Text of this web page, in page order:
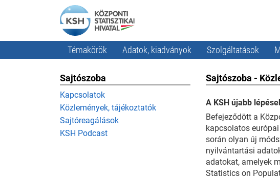
Témakörök Adatok, kiadványok Szolgáltatások
Sajtószoba
Kapcsolatok
Közlemények, tájékoztatók
Sajtóreagálások
KSH Podcast
Sajtószoba -
A KSH újabb
Befejeződött a
kapcsolatos
során olyan új
nyilvántartási
adatokat, amelyek
Statistics on